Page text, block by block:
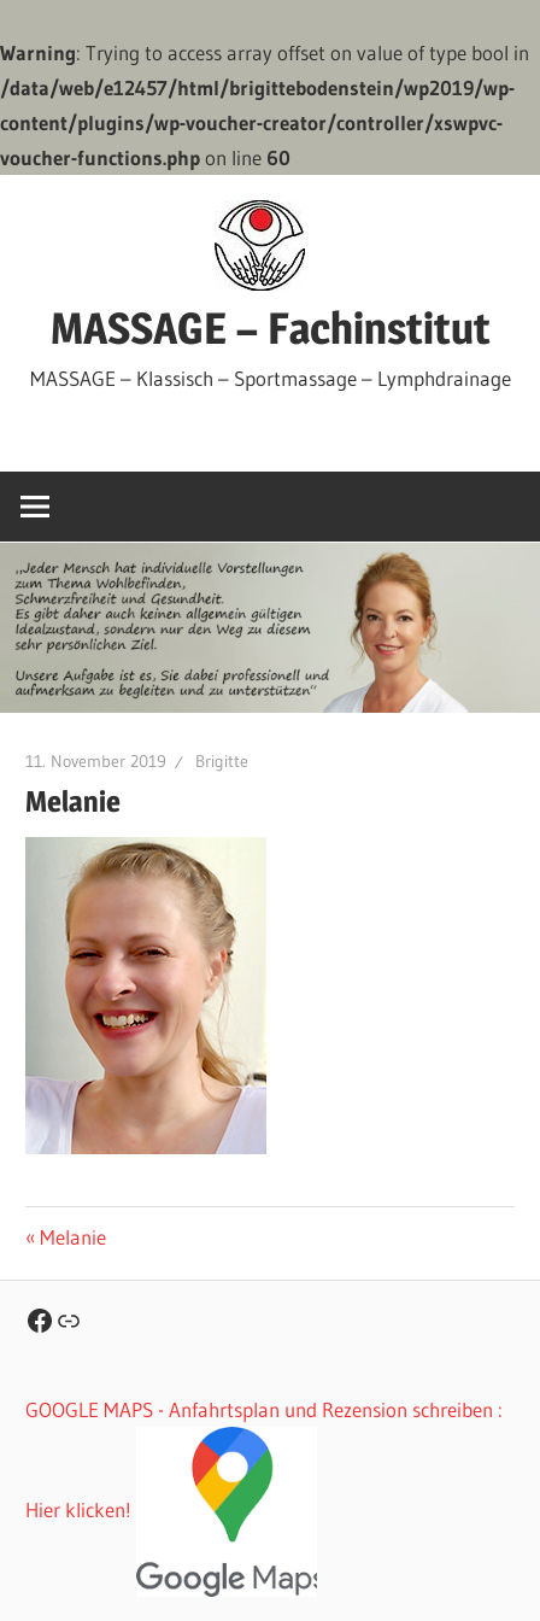
Warning: Trying to access array offset on value of type bool in
/data/web/e12457/html/brigittebodenstein/wp2019/wp-
content/plugins/wp-voucher-creator/controller/xswpvc-
voucher-functions.phpon line 60
MASSAGE – Fachinstitut
MASSAGE – Klassisch – Sportmassage – Lymphdrainage
11. November 2019 Brigitte
Melanie
Beitragsnavigation
Vorheriger
Melanie
Facebook
Link
GOOGLE MAPS - Anfahrtsplan und Rezension schreiben :
Hier klicken!